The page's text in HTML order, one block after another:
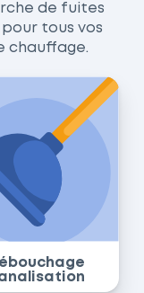
de fuites
pour tous vos
chauffage.